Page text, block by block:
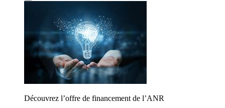
Découvrez l’offre de financement de l’ANR